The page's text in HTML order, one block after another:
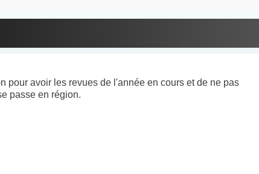
pour avoir les revues de l'année en cours et de ne pas
passe en région.